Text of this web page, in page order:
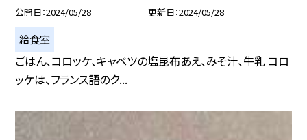
公開日 2024/05/28 更新日 2024/05/28
給食室
ごはん、コロッケ、キャベツの塩昆布あえ、みそ汁、牛乳 コロ
ッケは、フランス語のク...